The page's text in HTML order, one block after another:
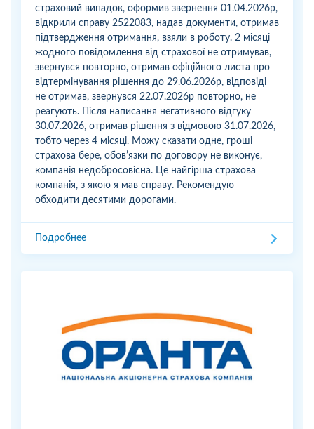
страховий випадок, оформив звернення 01.04.2026р,
відкрили справу 2522083, надав документи, отримав
підтвердження отримання, взяли в роботу. 2 місяці
жодного повідомлення від страхової не отримував,
звернувся повторно, отримав офіційного листа про
відтермінування рішення до 29.06.2026р, відповіді
не отримав, звернувся 22.07.2026р повторно, не
реагують. Після написання негативного відгуку
30.07.2026, отримав рішення з відмовою 31.07.2026,
тобто через 4 місяці. Можу сказати одне, гроші
страхова бере, обовʼязки по договору не виконує,
компанія недобросовісна. Це найгірша страхова
компанія, з якою я мав справу. Рекомендую
обходити десятими дорогами.
Подробнее